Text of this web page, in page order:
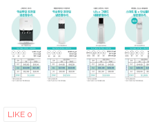
LIKE 0